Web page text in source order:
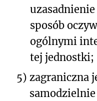
sposób
ogólnymi
tej jednostki;
5) zagraniczna